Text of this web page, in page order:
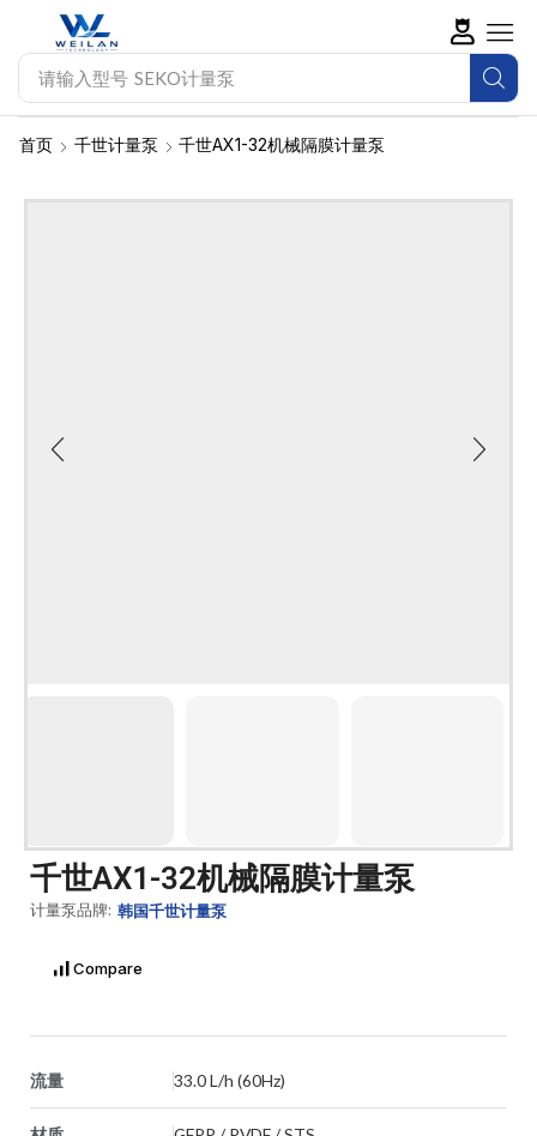
请输入型号 SEKO计量泵
首页 千世计量泵 千世AX1-32机械隔膜计量泵
千世AX1-32机械隔膜计量泵
计量泵品牌: 韩国千世计量泵
Compare
流量 33.0 L/h (60Hz)